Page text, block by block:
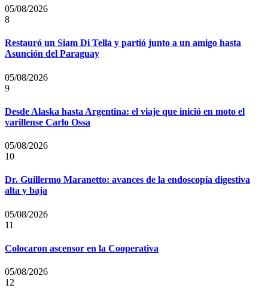
05/08/2026
8
Restauró un Siam Di Tella y partió junto a un amigo hasta
Asunción del Paraguay
05/08/2026
9
Desde Alaska hasta Argentina: el viaje que inició en moto el
varillense Carlo Ossa
05/08/2026
10
Dr. Guillermo Maranetto: avances de la endoscopía digestiva
alta y baja
05/08/2026
11
Colocaron ascensor en la Cooperativa
05/08/2026
12